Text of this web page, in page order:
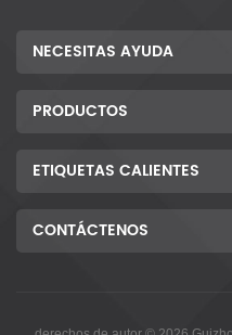
NECESITAS AYUDA
PRODUCTOS
ETIQUETAS CALIENTES
CONTÁCTENOS